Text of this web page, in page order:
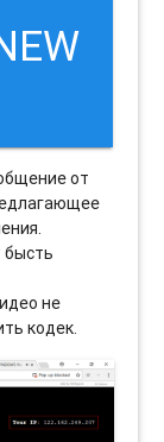
от
не
кодек.